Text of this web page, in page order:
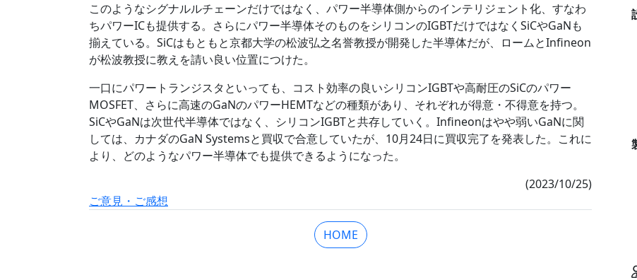
このようなシグナルルチェーンだけではなく、パワー半導体側からのインテリジェント化、すなわ
ちパワーICも提供する。さらにパワー半導体そのものをシリコンのIGBTだけではなくSiCやGaNも
揃えている。SiCはもともと京都大学の松波弘之名誉教授が開発した半導体だが、ロームとInfineon
が松波教授に教えを請い良い位置につけた。
一口にパワートランジスタといっても、コスト効率の良いシリコンIGBTや高耐圧のSiCのパワー
MOSFET、さらに高速のGaNのパワーHEMTなどの種類があり、それぞれが得意・不得意を持つ。
SiCやGaNは次世代半導体ではなく、シリコンIGBTと共存していく。Infineonはやや弱いGaNに関
しては、カナダのGaN Systemsと買収で合意していたが、10月24日に買収完了を発表した。これに
より、どのようなパワー半導体でも提供できるようになった。
(2023/10/25)
ご意見・ご感想
HOME